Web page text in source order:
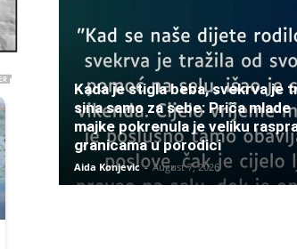
Kada je stigla beba, svekrva je
sina samo za sebe: Priča mlade
majke pokrenula je veliku
granicama u porodici
Aida Konjevic - August 7, 2026